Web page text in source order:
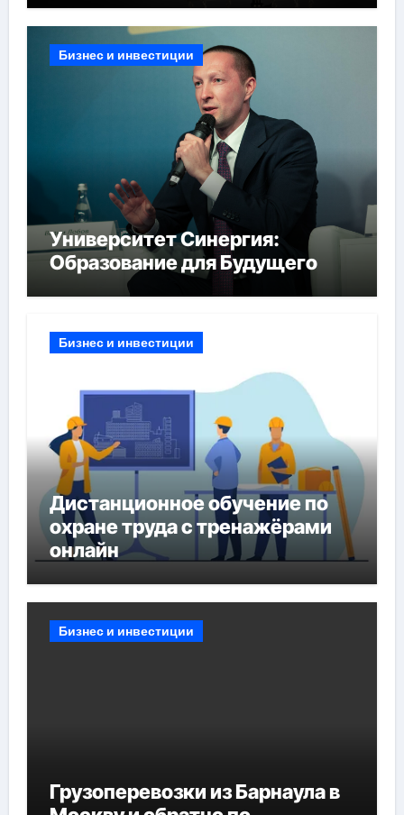
Бизнес и инвестиции
Университет Синергия:
Образование для Будущего
Бизнес и инвестиции
Дистанционное обучение по
охране труда с тренажёрами
онлайн
Бизнес и инвестиции
Грузоперевозки из Барнаула в